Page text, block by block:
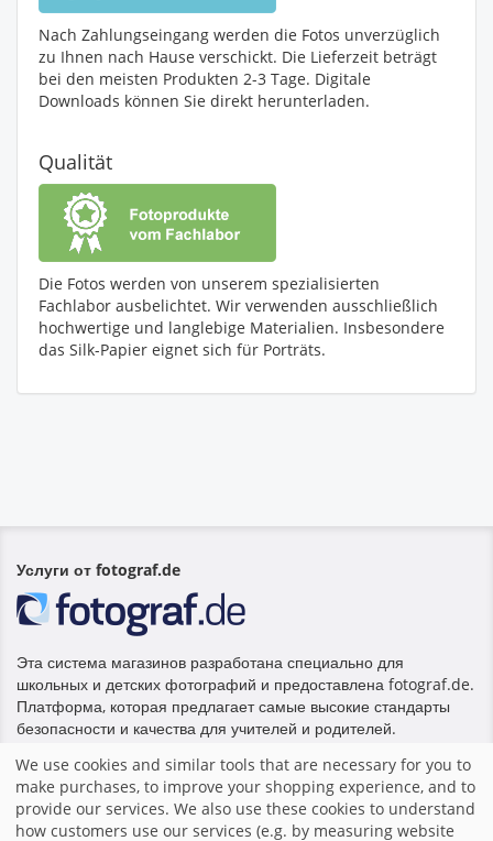
Nach Zahlungseingang werden die Fotos unverzüglich
zu Ihnen nach Hause verschickt. Die Lieferzeit beträgt
bei den meisten Produkten 2-3 Tage. Digitale
Downloads können Sie direkt herunterladen.
Qualität
Die Fotos werden von unserem spezialisierten
Fachlabor ausbelichtet. Wir verwenden ausschließlich
hochwertige und langlebige Materialien. Insbesondere
das Silk-Papier eignet sich für Porträts.
Услуги от fotograf.de
Эта система магазинов разработана специально для
школьных и детских фотографий и предоставлена fotograf.de.
Платформа, которая предлагает самые высокие стандарты
безопасности и качества для учителей и родителей.
Главная|Выходные данные|Правила и условия|Система
магазинов fotograf.de |
We use cookies and similar tools that are necessary for you to
make purchases, to improve your shopping experience, and to
provide our services. We also use these cookies to understand
how customers use our services (e.g. by measuring website